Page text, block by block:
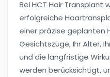
Bei HCT Hair Transplant
erfolgreiche
einer präzise geplanten
Gesichtszüge, Ihr Alter,
und die langfristige
werden berücksichtigt,